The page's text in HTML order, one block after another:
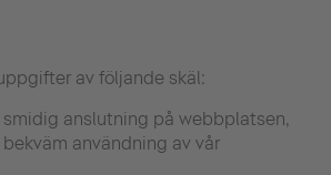
av följande skäl:
smidig anslutning på webbplatsen,
användning av vår